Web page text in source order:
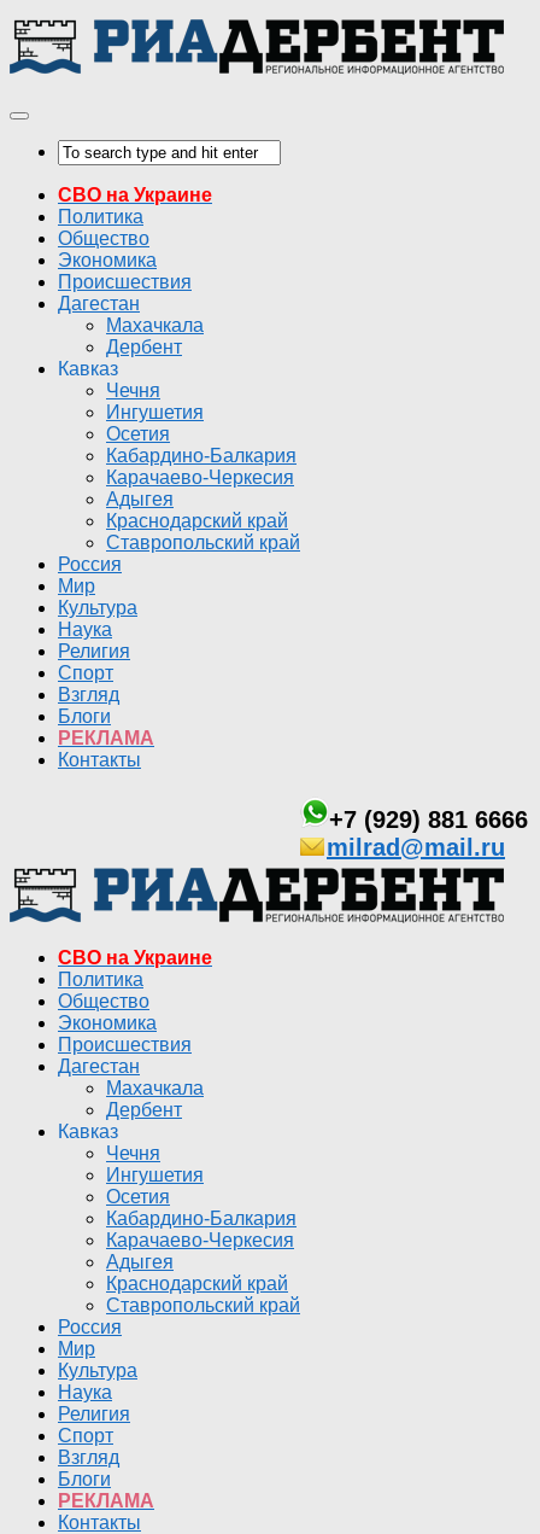
СВО на Украине
Политика
Общество
Экономика
Происшествия
Дагестан
Махачкала
Дербент
Кавказ
Чечня
Ингушетия
Осетия
Кабардино-Балкария
Карачаево-Черкесия
Адыгея
Краснодарский край
Ставропольский край
Россия
Мир
Культура
Наука
Религия
Спорт
Взгляд
Блоги
РЕКЛАМА
Контакты
+7 (929) 881 6666
milrad@mail.ru
СВО на Украине
Политика
Общество
Экономика
Происшествия
Дагестан
Махачкала
Дербент
Кавказ
Чечня
Ингушетия
Осетия
Кабардино-Балкария
Карачаево-Черкесия
Адыгея
Краснодарский край
Ставропольский край
Россия
Мир
Культура
Наука
Религия
Спорт
Взгляд
Блоги
РЕКЛАМА
Контакты